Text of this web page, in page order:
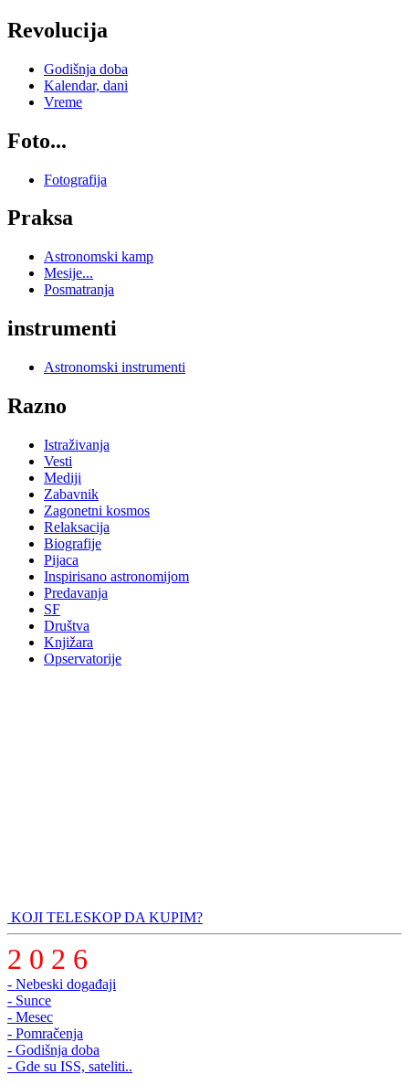
Revolucija
Godišnja doba
Kalendar, dani
Vreme
Foto...
Fotografija
Praksa
Astronomski kamp
Mesije...
Posmatranja
instrumenti
Astronomski instrumenti
Razno
Istraživanja
Vesti
Mediji
Zabavnik
Zagonetni kosmos
Relaksacija
Biografije
Pijaca
Inspirisano astronomijom
Predavanja
SF
Društva
Knjižara
Opservatorije
KOJI TELESKOP DA KUPIM?
2 0 2 6
- Nebeski događaji
- Sunce
- Mesec
- Pomračenja
- Godišnja doba
- Gde su ISS, sateliti..